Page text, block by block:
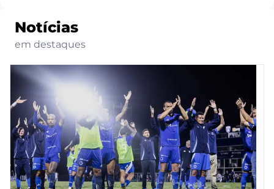
Notícias
em destaques